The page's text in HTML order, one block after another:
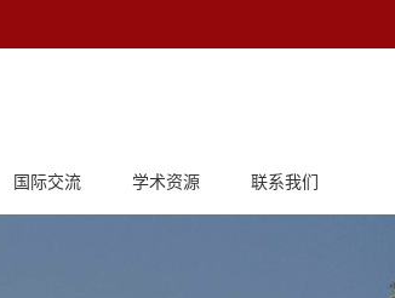
国际交流 学术资源 联系我们